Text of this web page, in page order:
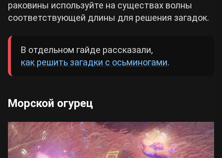
раковины используйте на существах волны
соответствующей длины для решения загадок.
В отдельном гайде рассказали,
как решить загадки с осьминогами.
Морской огурец